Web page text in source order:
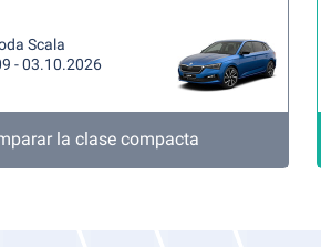
Scala
- 03.10.2026
la clase compacta